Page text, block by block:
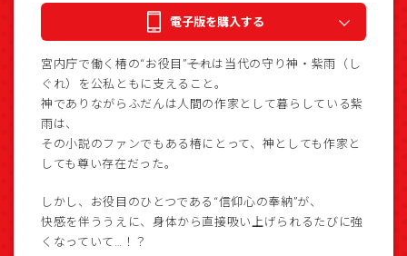
電子版を購入する
宮内庁で働く椿の“お役目”――それは当代の守り神・紫雨（し
ぐれ）を公私ともに支えること。
神でありながらふだんは人間の作家として暮らしている紫
雨は、
その小説のファンでもある椿にとって、神としても作家と
しても尊い存在だった。
しかし、お役目のひとつである“信仰心の奉納”が、
快感を伴ううえに、身体から直接吸い上げられるたびに強
くなっていて…！？